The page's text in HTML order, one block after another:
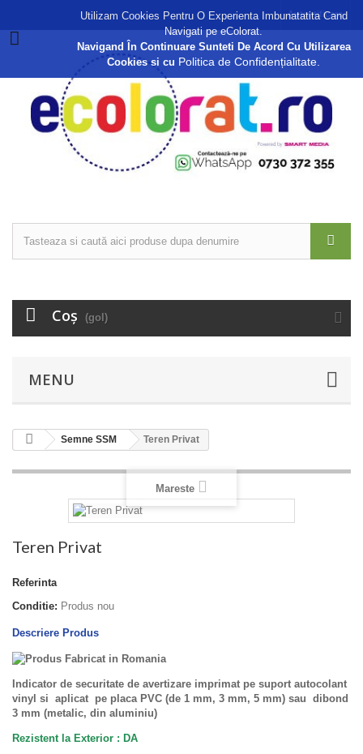
Autentificare
Coş (gol)
MENU
Semne SSM Teren Privat
Mareste
Teren Privat
Referinta
Conditie: Produs nou
Descriere Produs
Indicator de securitate de avertizare imprimat pe suport autocolant
vinyl si aplicat pe placa PVC (de 1 mm, 3 mm, 5 mm) sau dibond
3 mm (metalic, din aluminiu)
Rezistent la Exterior : DA
Utilizam Cookies Pentru O Experienta Imbunatatita Cand
Navigati pe eColorat.
Navigand În Continuare Sunteti De Acord Cu Utilizarea
Cookies si cu Politica de Confidențialitate.